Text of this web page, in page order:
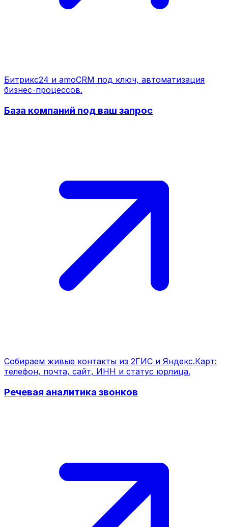
Битрикс24 и amoCRM под ключ, автоматизация
бизнес-процессов.
База компаний под ваш запрос
Собираем живые контакты из 2ГИС и Яндекс.Карт:
телефон, почта, сайт, ИНН и статус юрлица.
Речевая аналитика звонков